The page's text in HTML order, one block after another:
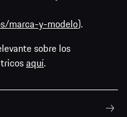
marca-y-modelo).
sobre los
aquí.